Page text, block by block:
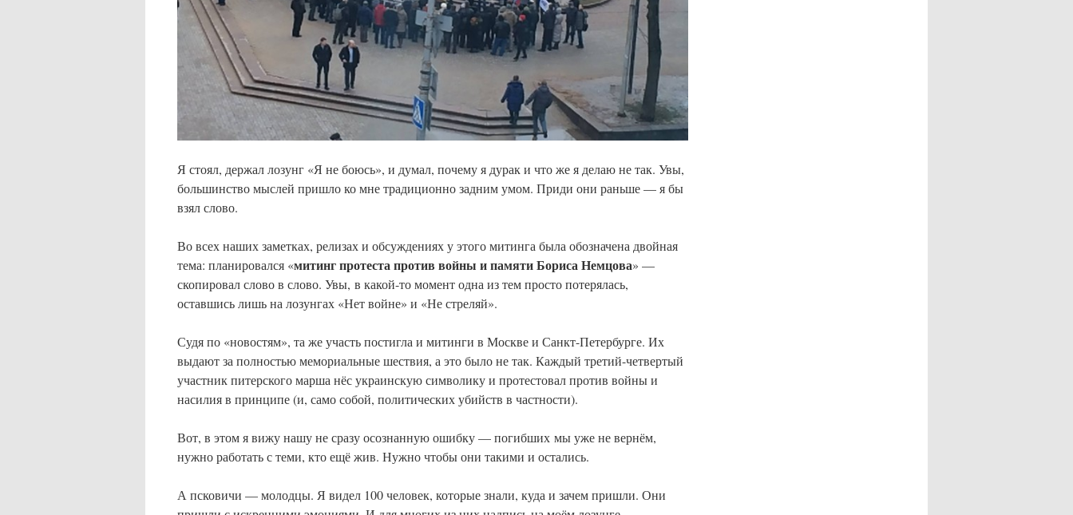
Я стоял, держал лозунг «Я не боюсь», и думал, почему я дурак и что же я делаю не так. Увы,
большинство мыслей пришло ко мне традиционно задним умом. Приди они раньше — я бы
взял слово.
Во всех наших заметках, релизах и обсуждениях у этого митинга была обозначена двойная
тема: планировался «митинг протеста против войны и памяти Бориса Немцова» —
скопировал слово в слово. Увы, в какой-то момент одна из тем просто потерялась,
оставшись лишь на лозунгах «Нет войне» и «Не стреляй».
Судя по «новостям», та же участь постигла и митинги в Москве и Санкт-Петербурге. Их
выдают за полностью мемориальные шествия, а это было не так. Каждый третий-четвертый
участник питерского марша нёс украинскую символику и протестовал против войны и
насилия в принципе (и, само собой, политических убийств в частности).
Вот, в этом я вижу нашу не сразу осознанную ошибку — погибших мы уже не вернём,
нужно работать с теми, кто ещё жив. Нужно чтобы они такими и остались.
А псковичи — молодцы. Я видел 100 человек, которые знали, куда и зачем пришли. Они